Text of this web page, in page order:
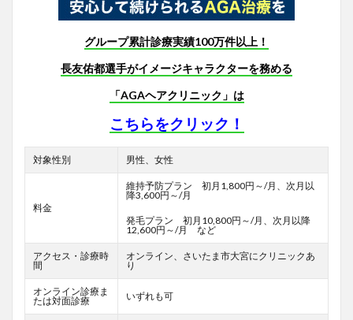
グループ累計診療実績100万件以上！
長友佑都選手がイメージキャラクターを務める
「AGAヘアクリニック」は
こちらをクリック！
対象性別 男性、女性
料金
維持予防プラン 初月1,800円～/月、次月以
降3,600円～/月
発毛プラン 初月10,800円～/月、次月以降
12,600円～/月 など
アクセス・診療時
間
オンライン、さいたま市大宮にクリニックあ
り
オンライン診療ま
たは対面診療
いずれも可